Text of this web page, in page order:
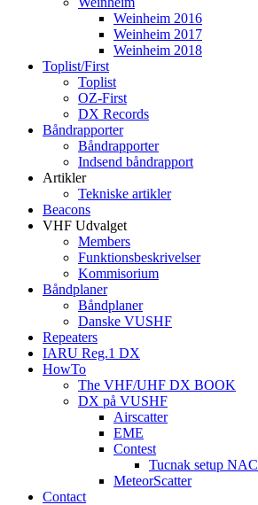
Weinheim 2016
Weinheim 2017
Weinheim 2018
Toplist/First
Toplist
OZ-First
DX Records
Båndrapporter
Båndrapporter
Indsend båndrapport
Artikler
Tekniske artikler
Beacons
VHF Udvalget
Members
Funktionsbeskrivelser
Kommisorium
Båndplaner
Båndplaner
Danske VUSHF
Repeaters
IARU Reg.1 DX
HowTo
The VHF/UHF DX BOOK
DX på VUSHF
Airscatter
EME
Contest
Tucnak setup NAC
MeteorScatter
Contact